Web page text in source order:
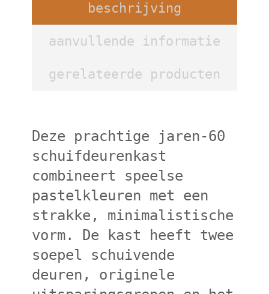
beschrijving
aanvullende informatie
gerelateerde producten
Deze prachtige jaren-60
schuifdeurenkast
combineert speelse
pastelkleuren met een
strakke, minimalistische
vorm. De kast heeft twee
soepel schuivende
deuren, originele